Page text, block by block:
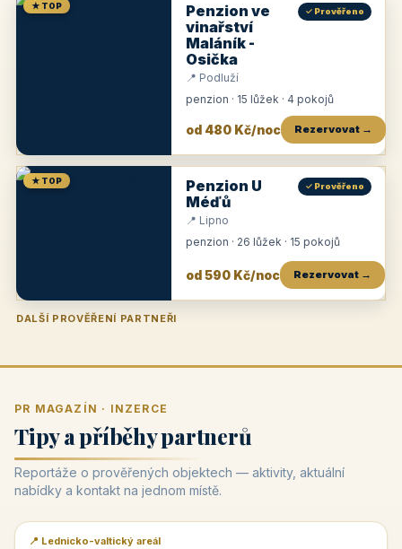
★ TOP
Penzion ve
vinařství
Maláník -
Osička
✓ Prověřeno
📍 Podluží
penzion · 15 lůžek · 4 pokojů
od 480 Kč/noc Rezervovat →
★ TOP
Penzion U
Méďů
✓ Prověřeno
📍 Lipno
penzion · 26 lůžek · 15 pokojů
od 590 Kč/noc Rezervovat →
DALŠÍ PROVĚŘENÍ PARTNEŘI
Penzion U Zámku Pension Faber
PR MAGAZÍN · INZERCE
Tipy a příběhy partnerů
Reportáže o prověřených objektech — aktivity, aktuální
nabídky a kontakt na jednom místě.
📰 PR článek
📍 Lednicko-valtický areál